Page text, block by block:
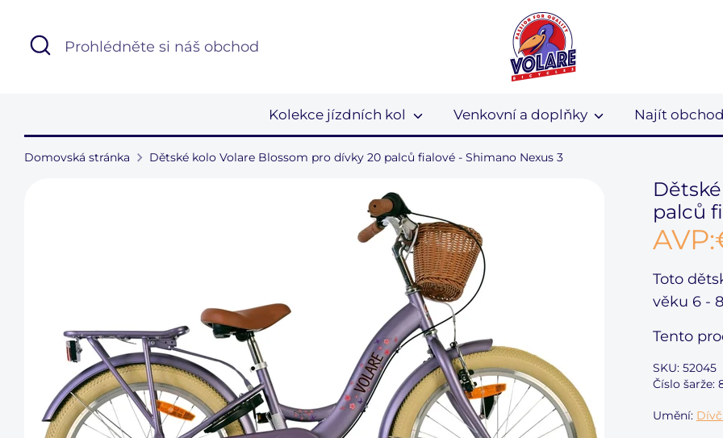
obsahu
Hledat
Prohlédněte
Kolekce jízdních kol Venkovní a doplňky Najít
Domovská stránka Dětské kolo Volare Blossom pro dívky 20 palců fialové - Shimano Nexus 3
palců
AVP:
Toto
věku 6 -
Tento
SKU:52045
Číslo šarže:
Umění: